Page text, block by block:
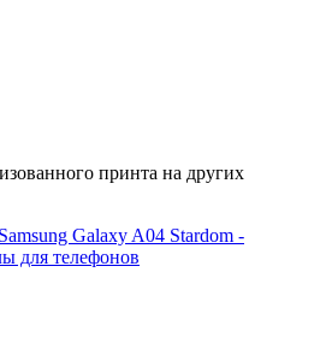
принта на других